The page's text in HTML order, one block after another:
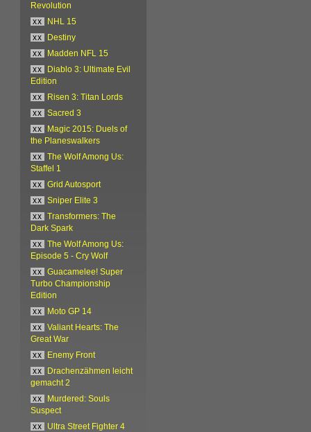
Revolution
xx
NHL 15
xx
Destiny
xx
Madden NFL 15
xx
Diablo 3: Ultimate Evil
Edition
xx
Risen 3: Titan Lords
xx
Sacred 3
xx
Magic 2015: Duels of
the Planeswalkers
xx
The Wolf Among Us:
Staffel 1
xx
Grid Autosport
xx
Sniper Elite 3
xx
Transformers: The
Dark Spark
xx
The Wolf Among Us:
Episode 5 - Cry Wolf
xx
Guacamelee! Super
Turbo Championship
Edition
xx
Moto GP 14
xx
Valiant Hearts: The
Great War
xx
Enemy Front
xx
Drachenzähmen leicht
gemacht 2
xx
Murdered: Souls
Suspect
xx
Ultra Street Fighter 4